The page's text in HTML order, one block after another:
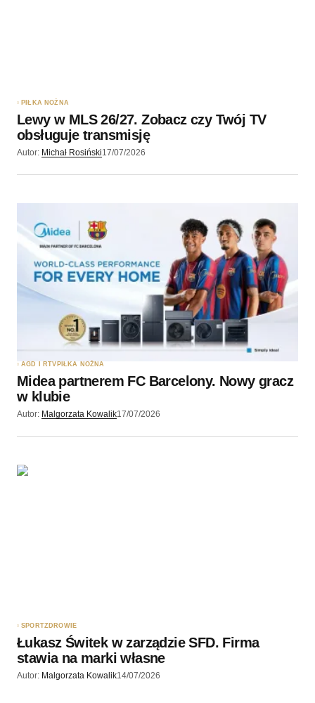
PIŁKA NOŻNA
Lewy w MLS 26/27. Zobacz czy Twój TV
obsługuje transmisję
Autor: Michał Rosiński17/07/2026
AGD I RTV PIŁKA NOŻNA
Midea partnerem FC Barcelony. Nowy gracz
w klubie
Autor: Malgorzata Kowalik17/07/2026
SPORTZDROWIE
Łukasz Świtek w zarządzie SFD. Firma
stawia na marki własne
Autor: Malgorzata Kowalik14/07/2026